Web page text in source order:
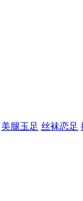
美腿玉足 丝袜恋足